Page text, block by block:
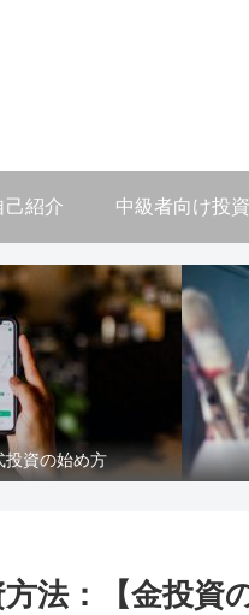
己紹介
投資の始め方
法：【金投資